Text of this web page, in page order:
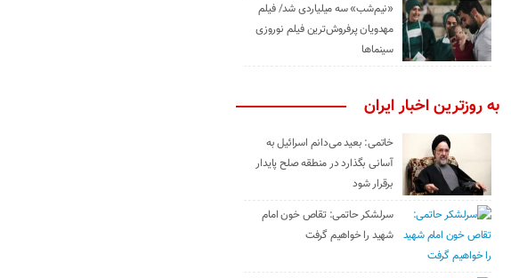
«نیم‌شب» سه میلیاردی شد/ فیلم
مهدویان پرفروش‌ترین فیلم نوروزی
سینماها
به روزترین اخبار ایران
خاتمی: بعید می‌دانم اسرائیل به
آسانی بگذارد در منطقه صلح پایدار
برقرار شود
سرلشکر حاتمی: تقاص خون امام
شهید را خواهیم گرفت